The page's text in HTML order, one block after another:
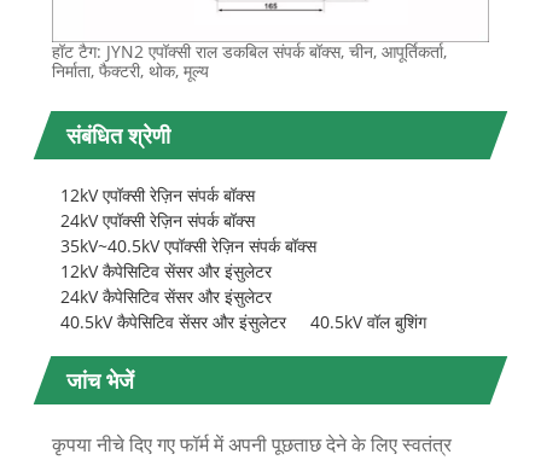
हॉट टैग: JYN2 एपॉक्सी राल डकबिल संपर्क बॉक्स, चीन, आपूर्तिकर्ता,
निर्माता, फैक्टरी, थोक, मूल्य
संबंधित श्रेणी
12kV एपॉक्सी रेज़िन संपर्क बॉक्स
24kV एपॉक्सी रेज़िन संपर्क बॉक्स
35kV~40.5kV एपॉक्सी रेज़िन संपर्क बॉक्स
12kV कैपेसिटिव सेंसर और इंसुलेटर
24kV कैपेसिटिव सेंसर और इंसुलेटर
40.5kV कैपेसिटिव सेंसर और इंसुलेटर
40.5kV वॉल बुशिंग
जांच भेजें
कृपया नीचे दिए गए फॉर्म में अपनी पूछताछ देने के लिए स्वतंत्र